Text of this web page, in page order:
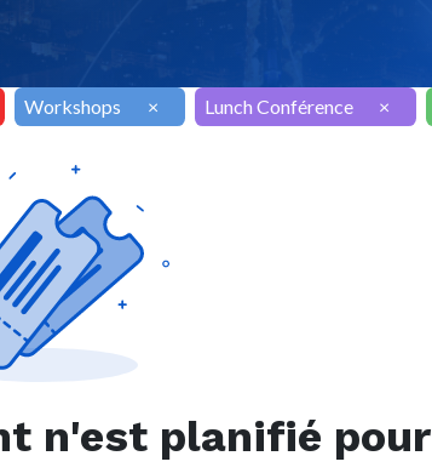
Workshops × Lunch Conférence ×
n'est planifié pour